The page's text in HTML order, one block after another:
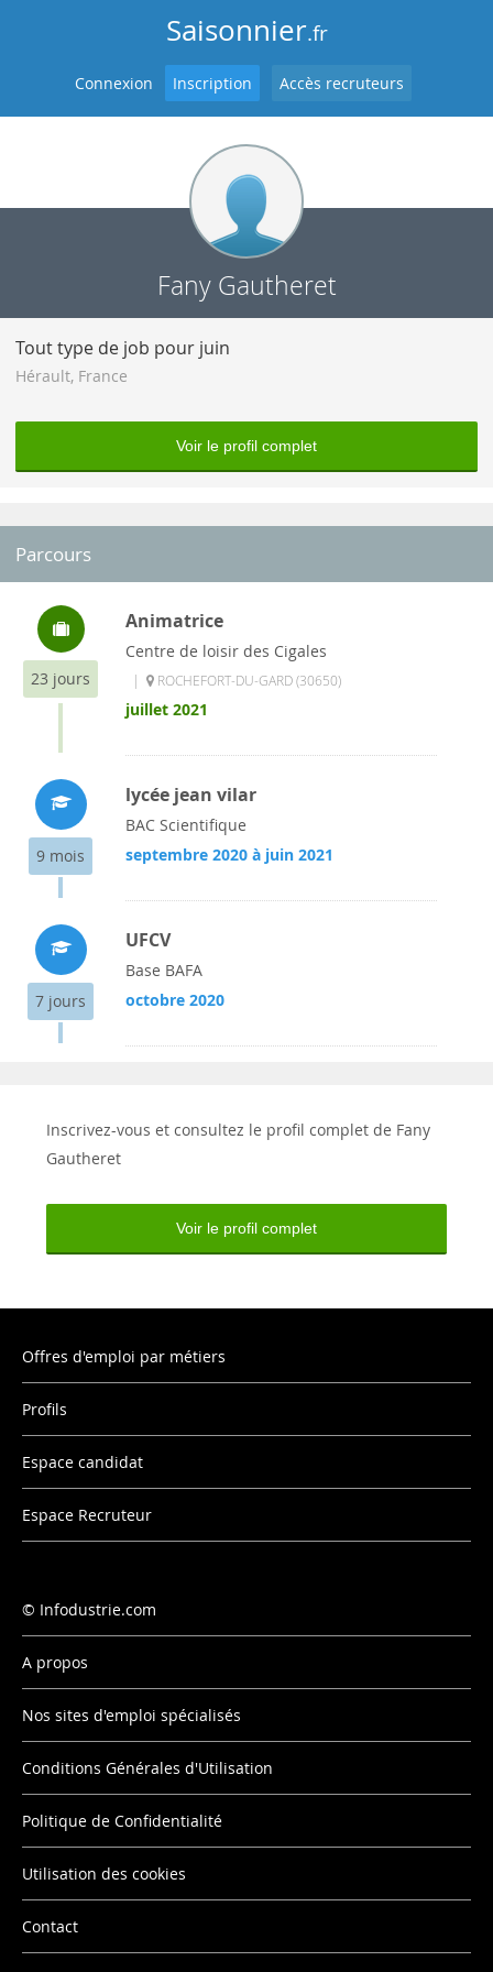
Saisonnier.fr
Connexion Inscription Accès recruteurs
Fany Gautheret
Tout type de job pour juin
Hérault, France
Voir le profil complet
Parcours
23 jours
Animatrice
Centre de loisir des Cigales
| ROCHEFORT-DU-GARD (30650)
juillet 2021
9 mois
lycée jean vilar
BAC Scientifique
septembre 2020 à juin 2021
7 jours
UFCV
Base BAFA
octobre 2020
Inscrivez-vous et consultez le profil complet de Fany
Gautheret
Voir le profil complet
Offres d'emploi par métiers
Profils
Espace candidat
Espace Recruteur
Infodustrie.com
A propos
Nos sites d'emploi spécialisés
Conditions Générales d'Utilisation
Politique de Confidentialité
Utilisation des cookies
Contact